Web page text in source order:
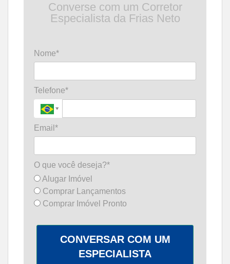
Converse com um Corretor
Especialista da Frias Neto
Nome*
Telefone*
Email*
O que você deseja?*
Alugar Imóvel
Comprar Lançamentos
Comprar Imóvel Pronto
CONVERSAR COM UM
ESPECIALISTA